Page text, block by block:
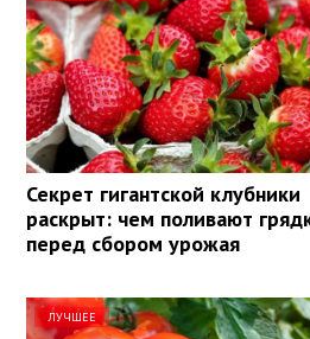
Секрет гигантской клубники
раскрыт: чем поливают
перед сбором урожая
ЛУЧШЕЕ